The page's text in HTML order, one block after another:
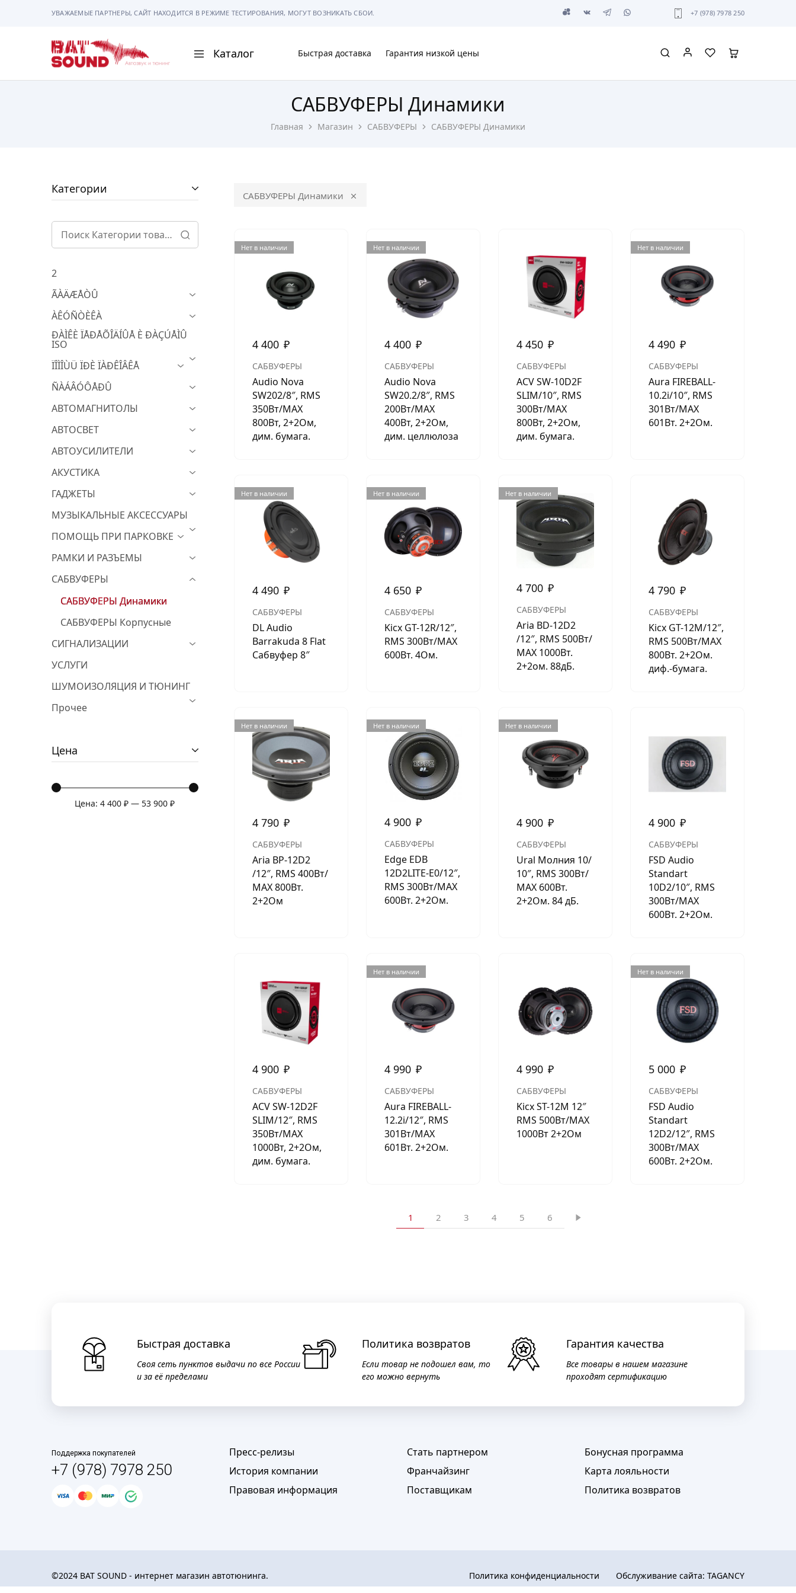
УВАЖАЕМЫЕ ПАРТНЕРЫ, САЙТ НАХОДИТСЯ В РЕЖИМЕ ТЕСТИРОВАНИЯ, МОГУТ ВОЗНИКАТЬ СБОИ. +7 (978) 7978 250
BAT
Sound
Каталог
ГАДЖЕТЫ
СИГНАЛИЗАЦИИ
ПОМОЩЬ ПРИ ПАРКОВКЕ
МУЗЫКАЛЬНЫЕ АКСЕССУАРЫ
ШУМОИЗОЛЯЦИЯ
КОВРИКИ и ХИМИЯ
Быстрая доставка Гарантия низкой цены
Главная Магазин САБВУФЕРЫ САБВУФЕРЫ Динамики
САБВУФЕРЫ Динамики
САБВУФЕРЫ Динамики
Нет в наличии
4 400 ₽
САБВУФЕРЫ
Audio Nova
SW202/8″, RMS
350Вт/МАХ
800Вт, 2+2Ом,
дим. бумага.
Нет в наличии
4 400 ₽
САБВУФЕРЫ
Audio Nova
SW20.2/8″, RMS
200Вт/МАХ
400Вт, 2+2Ом,
дим. целлюлоза
4 450 ₽
САБВУФЕРЫ
ACV SW-10D2F
SLIM/10″, RMS
300Вт/МАХ
800Вт, 2+2Ом,
дим. бумага.
Нет в наличии
4 490 ₽
САБВУФЕРЫ
Aura FIREBALL-
10.2i/10″, RMS
301Вт/МАХ
601Вт. 2+2Ом.
Нет в наличии
4 490 ₽
САБВУФЕРЫ
DL Audio
Barrakuda 8 Flat
Сабвуфер 8″
Нет в наличии
4 650 ₽
САБВУФЕРЫ
Kicx GT-12R/12″,
RMS 300Вт/МАХ
600Вт. 4Ом.
Нет в наличии
4 700 ₽
САБВУФЕРЫ
Aria BD-12D2
/12″, RMS 500Вт/
МАХ 1000Вт.
2+2ом. 88дБ.
4 790 ₽
САБВУФЕРЫ
Kicx GT-12M/12″,
RMS 500Вт/МАХ
800Вт. 2+2Ом.
диф.-бумага.
Нет в наличии
4 790 ₽
САБВУФЕРЫ
Aria BP-12D2
/12″, RMS 400Вт/
МАХ 800Вт.
2+2Ом
Нет в наличии
4 900 ₽
САБВУФЕРЫ
Edge EDB
12D2LITE-E0/12″,
RMS 300Вт/МАХ
600Вт. 2+2Ом.
Нет в наличии
4 900 ₽
САБВУФЕРЫ
Ural Молния 10/
10″, RMS 300Вт/
МАХ 600Вт.
2+2Ом. 84 дБ.
4 900 ₽
САБВУФЕРЫ
FSD Audio
Standart
10D2/10″, RMS
300Вт/МАХ
600Вт. 2+2Ом.
4 900 ₽
САБВУФЕРЫ
ACV SW-12D2F
SLIM/12″, RMS
350Вт/МАХ
1000Вт, 2+2Ом,
дим. бумага.
Нет в наличии
4 990 ₽
САБВУФЕРЫ
Aura FIREBALL-
12.2i/12″, RMS
301Вт/МАХ
601Вт. 2+2Ом.
4 990 ₽
САБВУФЕРЫ
Kicx ST-12M 12″
RMS 500Вт/MAX
1000Вт 2+2Ом
Нет в наличии
5 000 ₽
САБВУФЕРЫ
FSD Audio
Standart
12D2/12″, RMS
300Вт/МАХ
600Вт. 2+2Ом.
1 2 3 4 5 6
Категории
2
ÃÀÄÆÅÒÛ
ÀÊÓÑÒÈÊÀ
ÐÀÌÊÈ ÏÅÐÅÕÎÄÍÛÅ È ÐÀÇÚÅÌÛ
ISO
ÏÎÌÎÙÜ ÏÐÈ ÏÀÐÊÎÂÊÅ
ÑÀÁÂÓÔÅÐÛ
АВТОМАГНИТОЛЫ
АВТОСВЕТ
АВТОУСИЛИТЕЛИ
АКУСТИКА
ГАДЖЕТЫ
МУЗЫКАЛЬНЫЕ АКСЕССУАРЫ
ПОМОЩЬ ПРИ ПАРКОВКЕ
РАМКИ И РАЗЪЕМЫ
САБВУФЕРЫ
САБВУФЕРЫ Динамики
САБВУФЕРЫ Корпусные
СИГНАЛИЗАЦИИ
УСЛУГИ
ШУМОИЗОЛЯЦИЯ И ТЮНИНГ
Прочее
Цена
Цена:4 400 ₽ — 53 900 ₽
Быстрая доставка
Своя сеть пунктов выдачи по все России
и за её пределами
Политика возвратов
Если товар не подошел вам, то
его можно вернуть
Гарантия качества
Все товары в нашем магазине
проходят сертификацию
Поддержка покупателей
+7 (978) 7978 250
Пресс-релизы
История компании
Правовая информация
Стать партнером
Франчайзинг
Поставщикам
Бонусная программа
Карта лояльности
Политика возвратов
©2024 BAT SOUND - интернет магазин автотюнинга. Политика конфиденциальности Обслуживание сайта: TAGANCY